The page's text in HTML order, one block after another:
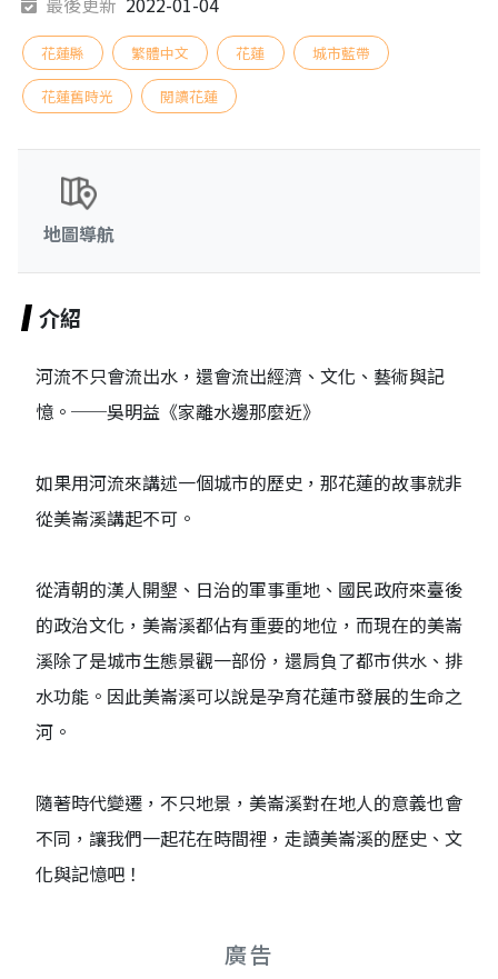
花蓮縣 繁體中文 花蓮 城市藍帶
花蓮舊時光 閱讀花蓮
地圖導航
介紹
河流不只會流出水，還會流出經濟、文化、藝術與記
憶。──吳明益《家離水邊那麼近》
如果用河流來講述一個城市的歷史，那花蓮的故事就非
從美崙溪講起不可。
從清朝的漢人開墾、日治的軍事重地、國民政府來臺後
的政治文化，美崙溪都佔有重要的地位，而現在的美崙
溪除了是城市生態景觀一部份，還肩負了都市供水、排
水功能。因此美崙溪可以說是孕育花蓮市發展的生命之
河。
隨著時代變遷，不只地景，美崙溪對在地人的意義也會
不同，讓我們一起花在時間裡，走讀美崙溪的歷史、文
化與記憶吧！
廣告